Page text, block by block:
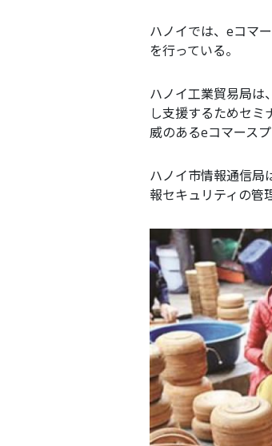
ハノイでは、eコマ
を行っている。
ハノイ工業貿易局は
し支援するためセ
威のあるeコマース
ハノイ市情報通信局
報セキュリティの管